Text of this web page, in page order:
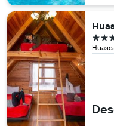
3